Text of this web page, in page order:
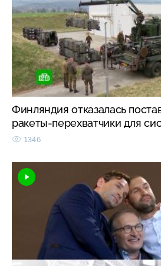
Финляндия отказалась
ракеты-перехватчики для
1346